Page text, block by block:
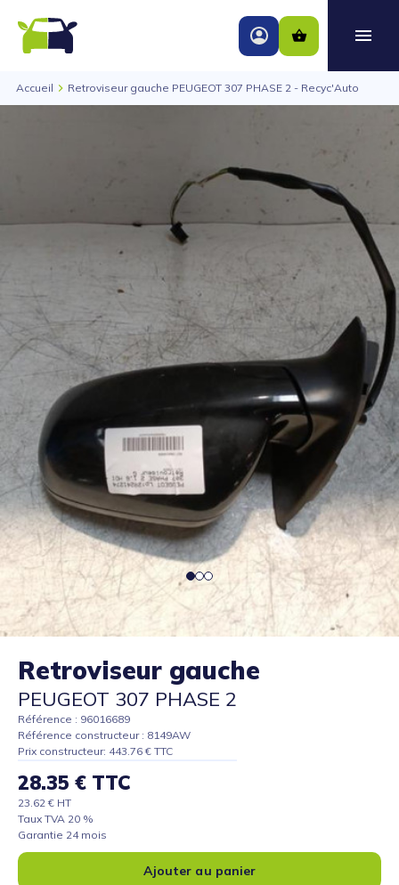
Accueil Retroviseur gauche PEUGEOT 307 PHASE 2 - Recyc'Auto
Retroviseur gauche
PEUGEOT 307 PHASE 2
Référence : 96016689
Référence constructeur : 8149AW
Prix constructeur: 443.76 € TTC
28.35 € TTC
23.62 € HT
Taux TVA 20 %
Garantie 24 mois
Ajouter au panier